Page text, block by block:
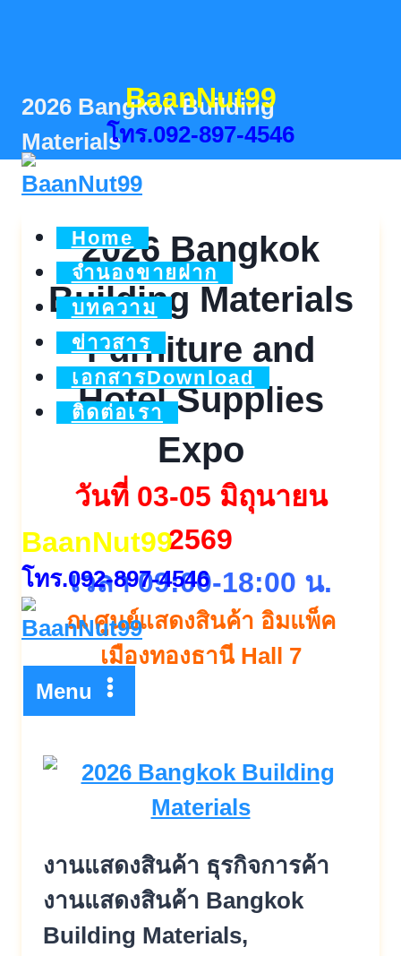
BaanNut99
โทร.092-897-4546
Home
จำนองขายฝาก
บทความ
ข่าวสาร
เอกสารDownload
ติดต่อเรา
BaanNut99
โทร.092-897-4546
Menu
2026 Bangkok Building
Materials
2026 Bangkok
Building Materials
Furniture and
Hotel Supplies
Expo
วันที่ 03-05 มิถุนายน
2569
เวลา 09:00-18:00 น.
ณ ศูนย์แสดงสินค้า อิมแพ็ค
เมืองทองธานี Hall 7
งานแสดงสินค้า ธุรกิจการค้า
งานแสดงสินค้า Bangkok
Building Materials,